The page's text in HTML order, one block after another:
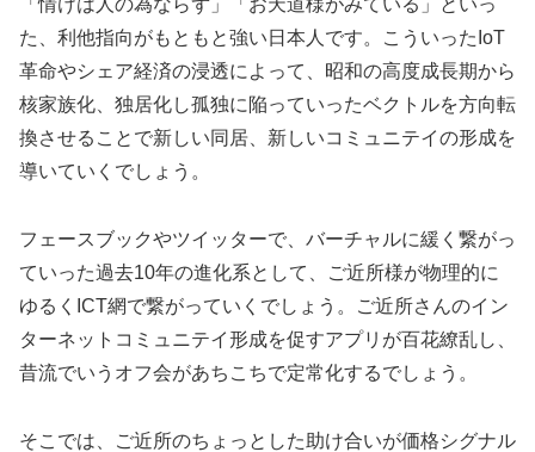
「情けは人の為ならず」「お天道様がみている」といっ
た、利他指向がもともと強い日本人です。こういったIoT
革命やシェア経済の浸透によって、昭和の高度成長期から
核家族化、独居化し孤独に陥っていったベクトルを方向転
換させることで新しい同居、新しいコミュニテイの形成を
導いていくでしょう。
フェースブックやツイッターで、バーチャルに緩く繋がっ
ていった過去10年の進化系として、ご近所様が物理的に
ゆるくICT網で繋がっていくでしょう。ご近所さんのイン
ターネットコミュニテイ形成を促すアプリが百花繚乱し、
昔流でいうオフ会があちこちで定常化するでしょう。
そこでは、ご近所のちょっとした助け合いが価格シグナル